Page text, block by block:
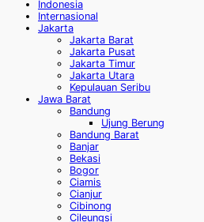
Indonesia
Internasional
Jakarta
Jakarta Barat
Jakarta Pusat
Jakarta Timur
Jakarta Utara
Kepulauan Seribu
Jawa Barat
Bandung
Ujung Berung
Bandung Barat
Banjar
Bekasi
Bogor
Ciamis
Cianjur
Cibinong
Cileungsi